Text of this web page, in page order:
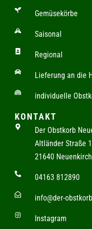
Gemüsekörbe
Saisonal
Regional
Lieferung an die
individuelle
KONTAKT
Der Obstkorb
Altländer Straße
21640
04163 812890
info@der-
Instagram